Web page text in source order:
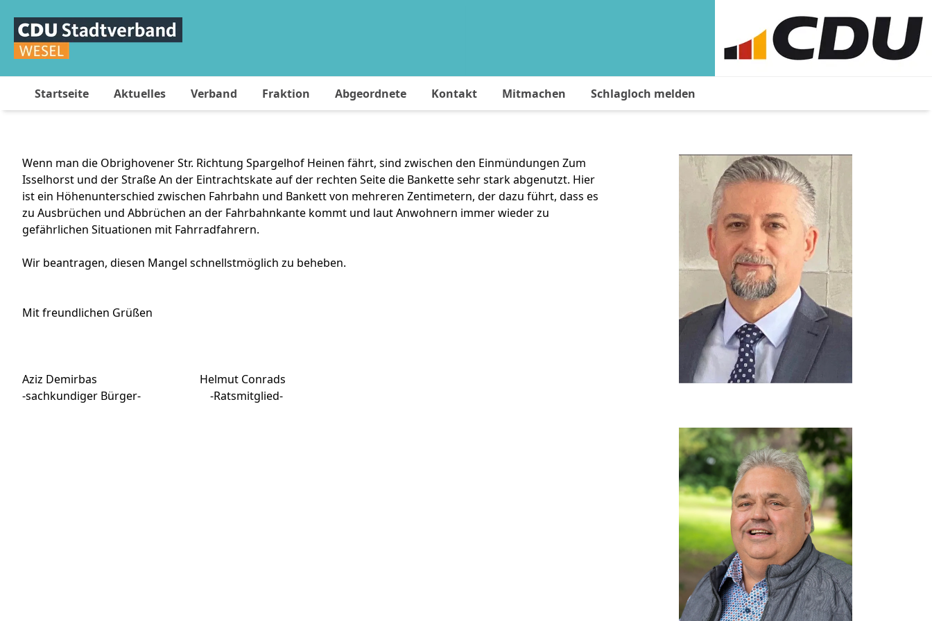
Startseite Aktuelles Verband Fraktion Abgeordnete Kontakt Mitmachen Schlagloch melden
Wenn man die Obrighovener Str. Richtung Spargelhof Heinen fährt, sind zwischen den Einmündungen Zum
Isselhorst und der Straße An der Eintrachtskate auf der rechten Seite die Bankette sehr stark abgenutzt. Hier
ist ein Höhenunterschied zwischen Fahrbahn und Bankett von mehreren Zentimetern, der dazu führt, dass es
zu Ausbrüchen und Abbrüchen an der Fahrbahnkante kommt und laut Anwohnern immer wieder zu
gefährlichen Situationen mit Fahrradfahrern.
Wir beantragen, diesen Mangel schnellstmöglich zu beheben.
Mit freundlichen Grüßen
Aziz Demirbas Helmut Conrads
-sachkundiger Bürger- -Ratsmitglied-